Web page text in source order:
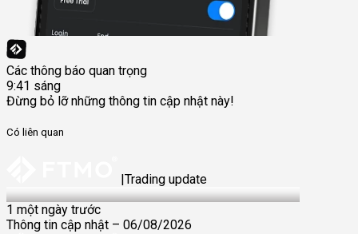
Các thông báo quan trọng
9:41 sáng
Đừng bỏ lỡ những thông tin cập nhật này!
Có liên quan
|Trading update
6 Aug 2026
1 một ngày trước
Thông tin cập nhật – 06/08/2026